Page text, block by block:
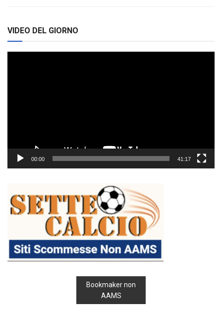
VIDEO DEL GIORNO
00:00 41:17
Bookmaker non
AAMS